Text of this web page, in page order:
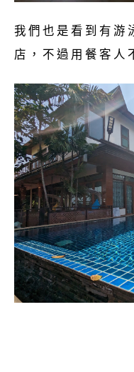
我們也是看到有游
店，不過用餐客人